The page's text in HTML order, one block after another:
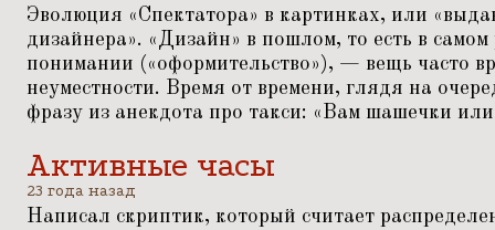
Эволюция «Спектатора» в картинках, или «
дизайнера». «Дизайн» в пошлом, то есть в самом
понимании («оформительство»), — вещь часто
неуместности. Время от времени, глядя на
фразу из анекдота про такси: «Вам шашечки или
Активные часы
23 года назад
Написал скриптик, который считает